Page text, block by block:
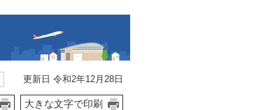
更新日 令和2年12月28日
大きな文字で印刷